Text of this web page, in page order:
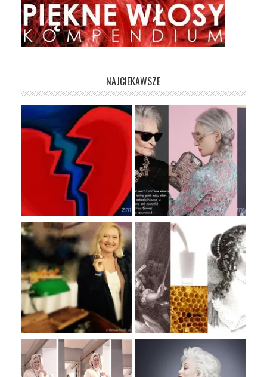
NAJCIEKAWSZE